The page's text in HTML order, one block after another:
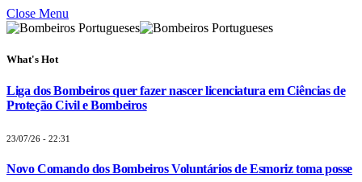
Close Menu
What's Hot
Liga dos Bombeiros quer fazer nascer licenciatura em Ciências de
Proteção Civil e Bombeiros
23/07/26 - 22:31
Novo Comando dos Bombeiros Voluntários de Esmoriz toma posse